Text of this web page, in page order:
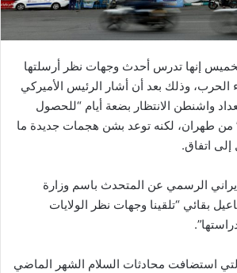
إنها تدرس أحدث وجهات نظر أرسلتها
الحرب، وذلك بعد أن أشار الرئيس الأميركي
واشنطن الانتظار بضعة أيام “للحصول
من طهران، لكنه توعد بشن هجمات جديدة ما
اتفاق.
الرسمي عن المتحدث باسم وزارة
بقائي “تلقينا وجهات نظر الولايات
استضافت محادثات السلام الشهر الماضي